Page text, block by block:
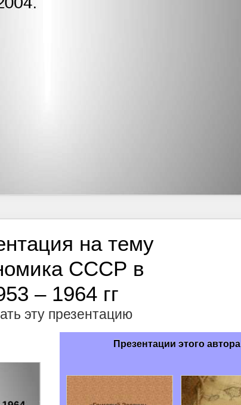
на тему
СССР в
– 1964 гг
эту презентацию
Презентации этого автора